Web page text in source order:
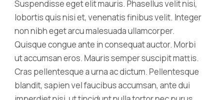
Suspendisse eget elit mauris. Phasellus velit nisi,
lobortis quis nisi et, venenatis finibus velit. Integer
non nibh eget arcu malesuada ullamcorper.
Quisque congue ante in consequat auctor. Morbi
ut accumsan eros. Mauris semper suscipit mattis.
Cras pellentesque a urna ac dictum. Pellentesque
blandit, sapien vel faucibus accumsan, ante dui